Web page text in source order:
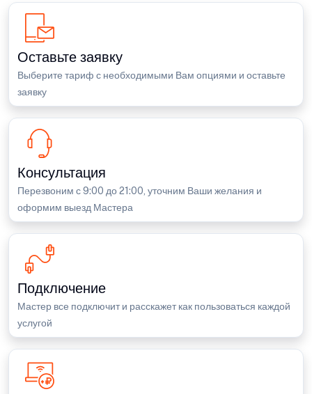
Оставьте заявку
Выберите тариф с необходимыми Вам опциями и оставьте
заявку
Консультация
Перезвоним с 9:00 до 21:00, уточним Ваши желания и
оформим выезд Мастера
Подключение
Мастер все подключит и расскажет как пользоваться каждой
услугой